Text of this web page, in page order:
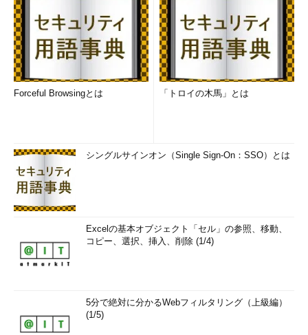
Forceful Browsingとは 「トロイの木馬」とは
シングルサインオン（Single Sign-On：SSO）とは
Excelの基本オブジェクト「セル」の参照、移動、
コピー、選択、挿入、削除 (1/4)
5分で絶対に分かるWebフィルタリング（上級編）
(1/5)